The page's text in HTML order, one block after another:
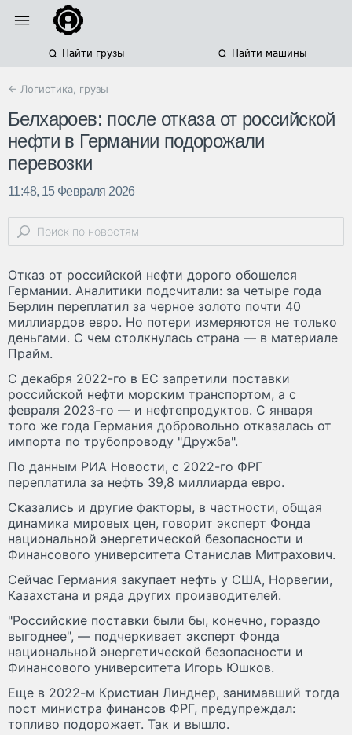
Найти грузы Найти машины
← Логистика, грузы
Белхароев: после отказа от российской
нефти в Германии подорожали
перевозки
11:48, 15 Февраля 2026
Отказ от российской нефти дорого обошелся
Германии. Аналитики подсчитали: за четыре года
Берлин переплатил за черное золото почти 40
миллиардов евро. Но потери измеряются не только
деньгами. С чем столкнулась страна — в материале
Прайм.
С декабря 2022-го в ЕС запретили поставки
российской нефти морским транспортом, а с
февраля 2023-го — и нефтепродуктов. С января
того же года Германия добровольно отказалась от
импорта по трубопроводу "Дружба".
По данным РИА Новости, с 2022-го ФРГ
переплатила за нефть 39,8 миллиарда евро.
Сказались и другие факторы, в частности, общая
динамика мировых цен, говорит эксперт Фонда
национальной энергетической безопасности и
Финансового университета Станислав Митрахович.
Сейчас Германия закупает нефть у США, Норвегии,
Казахстана и ряда других производителей.
"Российские поставки были бы, конечно, гораздо
выгоднее", — подчеркивает эксперт Фонда
национальной энергетической безопасности и
Финансового университета Игорь Юшков.
Еще в 2022-м Кристиан Линднер, занимавший тогда
пост министра финансов ФРГ, предупреждал:
топливо подорожает. Так и вышло.